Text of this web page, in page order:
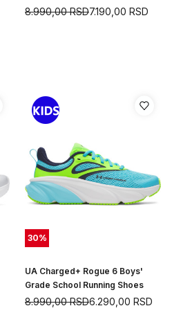
7.190,00 RSD
8.990,00RSD
30%
UA Charged+ Rogue 6 Boys'
Grade School Running Shoes
6.290,00 RSD
8.990,00RSD